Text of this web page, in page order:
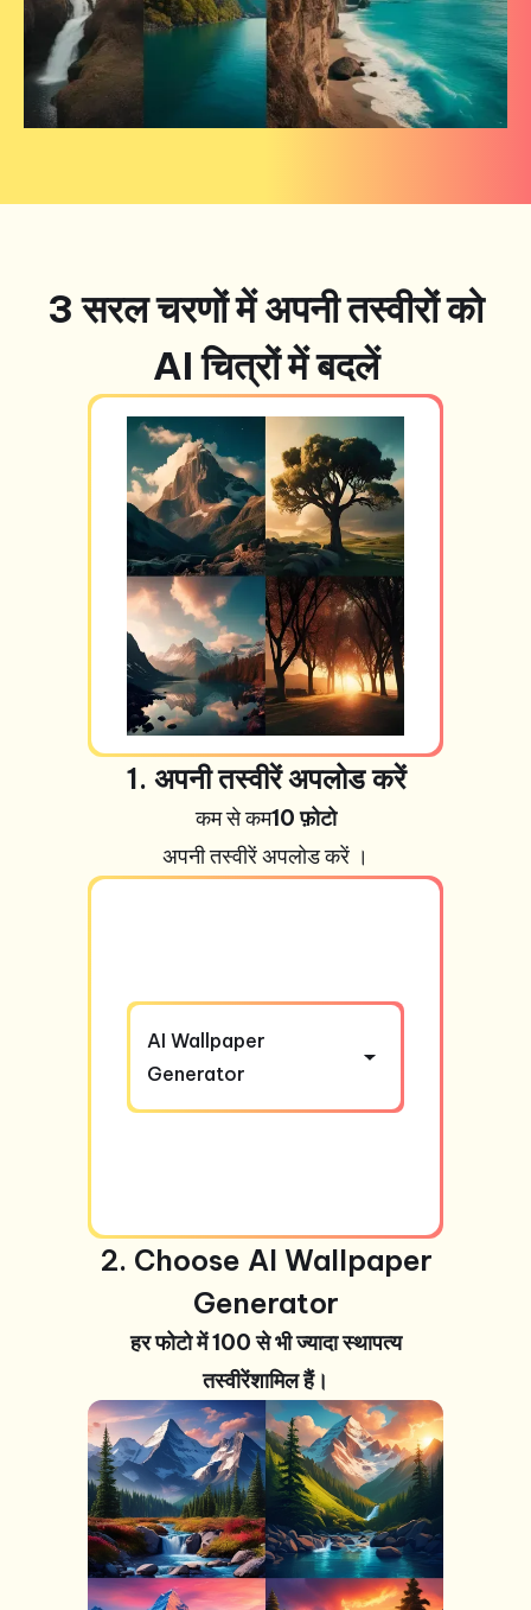
3 सरल चरणों में अपनी तस्वीरों को
AI चित्रों में बदलें
1. अपनी तस्वीरें अपलोड करें
कम से कम10 फ़ोटो
अपनी तस्वीरेंअपलोड करें ।
AI Wallpaper
Generator
2. Choose AI Wallpaper
Generator
हर फोटो में 100 से भी ज्यादा स्थापत्य
तस्वीरेंशामिल हैं।
+99 तस्वीरें